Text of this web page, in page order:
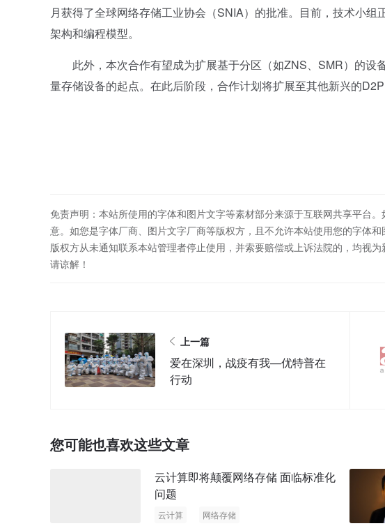
月获得了全球网络存储工业协会（SNIA）的批准。目前，技术小
架构和编程模型。
此外，本次合作有望成为扩展基于分区（如ZNS、SMR）的设
量存储设备的起点。在此后阶段，合作计划将扩展至其他新兴的
免责声明：本站所使用的字体和图片文字等素材部分来源于互联网共享平台
意。如您是字体厂商、图片文字厂商等版权方，且不允许本站使用您的字体
版权方从未通知联系本站管理者停止使用，并索要赔偿或上诉法院的，均视
请谅解！
上一篇
爱在深圳，战疫有我—优特普在
行动
您可能也喜欢这些文章
云计算即将颠覆网络存储 面临标准化
问题
云计算 网络存储